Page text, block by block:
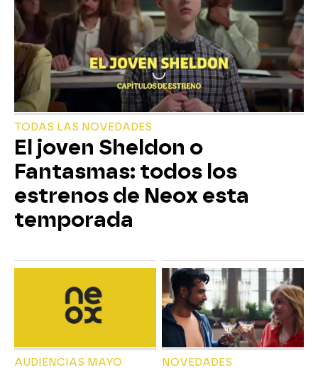
TODAS LAS NOVEDADES
El joven Sheldon o
Fantasmas: todos los
estrenos de Neox esta
temporada
AUDIENCIAS MAYO NOVEDADES